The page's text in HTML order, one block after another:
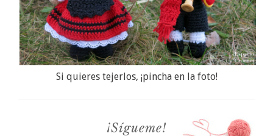
Si quieres tejerlos, ¡pincha en la foto!
¡Sígueme!